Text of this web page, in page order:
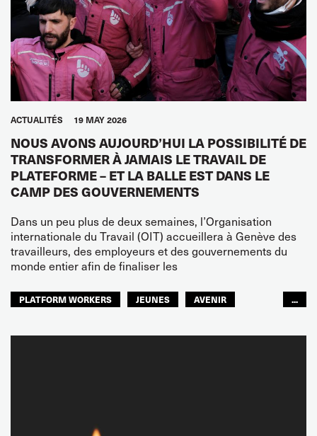
ACTUALITÉS 19 MAY 2026
NOUS AVONS AUJOURD’HUI LA POSSIBILITÉ DE
TRANSFORMER À JAMAIS LE TRAVAIL DE
PLATEFORME – ET LA BALLE EST DANS LE
CAMP DES GOUVERNEMENTS
Dans un peu plus de deux semaines, l’Organisation
internationale du Travail (OIT) accueillera à Genève des
travailleurs, des employeurs et des gouvernements du
monde entier afin de finaliser les
PLATFORM WORKERS JEUNES
AVENIR
...